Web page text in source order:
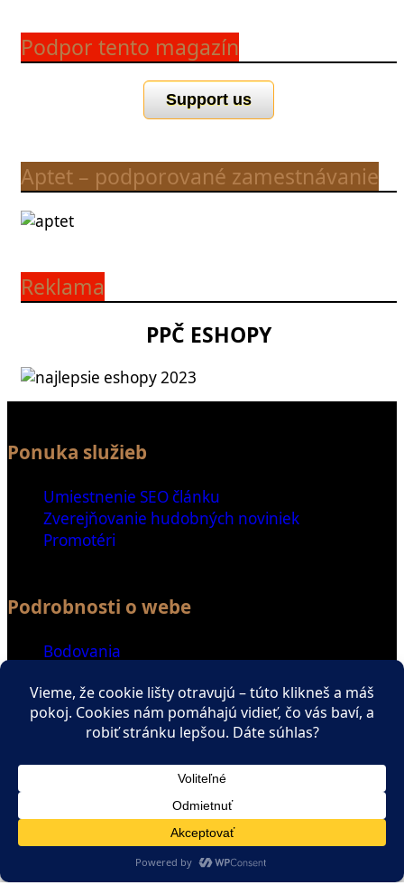
Podpor tento magazín
Support us
Aptet – podporované zamestnávanie
Reklama
PPČ ESHOPY
Ponuka služieb
Umiestnenie SEO článku
Zverejňovanie hudobných noviniek
Promotéri
Podrobnosti o webe
Bodovania
Ďalšie odkazy
ENGLISH SECTION
Copyright © All rights reserved.